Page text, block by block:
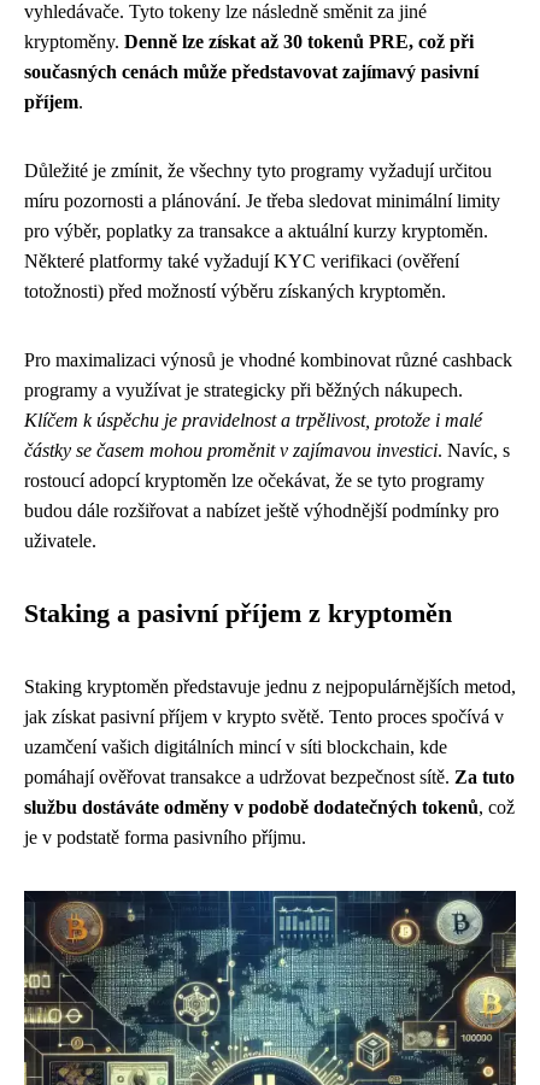
vyhledávače. Tyto tokeny lze následně směnit za jiné
kryptoměny. Denně lze získat až 30 tokenů PRE, což při
současných cenách může představovat zajímavý pasivní
příjem.
Důležité je zmínit, že všechny tyto programy vyžadují určitou
míru pozornosti a plánování. Je třeba sledovat minimální limity
pro výběr, poplatky za transakce a aktuální kurzy kryptoměn.
Některé platformy také vyžadují KYC verifikaci (ověření
totožnosti) před možností výběru získaných kryptoměn.
Pro maximalizaci výnosů je vhodné kombinovat různé cashback
programy a využívat je strategicky při běžných nákupech.
Klíčem k úspěchu je pravidelnost a trpělivost, protože i malé
částky se časem mohou proměnit v zajímavou investici. Navíc, s
rostoucí adopcí kryptoměn lze očekávat, že se tyto programy
budou dále rozšiřovat a nabízet ještě výhodnější podmínky pro
uživatele.
Staking a pasivní příjem z kryptoměn
Staking kryptoměn představuje jednu z nejpopulárnějších metod,
jak získat pasivní příjem v krypto světě. Tento proces spočívá v
uzamčení vašich digitálních mincí v síti blockchain, kde
pomáhají ověřovat transakce a udržovat bezpečnost sítě. Za tuto
službu dostáváte odměny v podobě dodatečných tokenů, což
je v podstatě forma pasivního příjmu.